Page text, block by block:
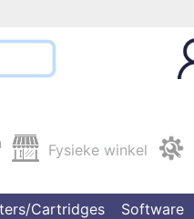
Fysieke winkel
Cartridges Software